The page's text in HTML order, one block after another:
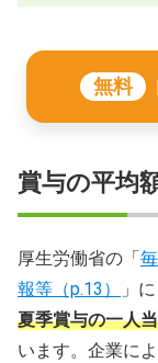
無料
賞与の平均
厚生労働省の「
報等（p.13）
」
夏季賞与の一人
います。企業に